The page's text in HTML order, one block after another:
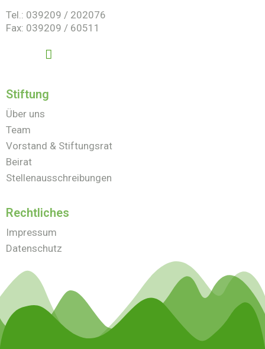
Tel.: 039209 / 202076
Fax: 039209 / 60511
Stiftung
Über uns
Team
Vorstand & Stiftungsrat
Beirat
Stellenausschreibungen
Rechtliches
Impressum
Datenschutz